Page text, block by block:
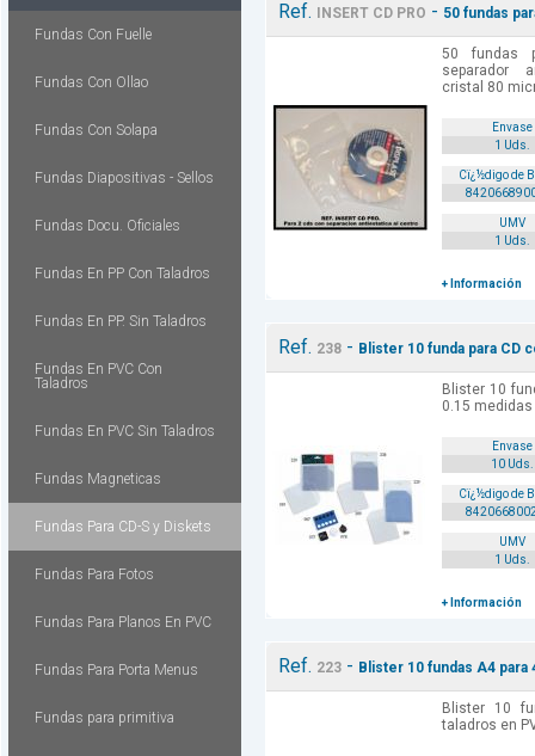
Fundas Con Fuelle
Fundas Con Ollao
Fundas Con Solapa
Fundas Diapositivas - Sellos
Fundas Docu. Oficiales
Fundas En PP Con Taladros
Fundas En PP. Sin Taladros
Fundas En PVC Con
Taladros
Fundas En PVC Sin Taladros
Fundas Magneticas
Fundas Para CD-S y Diskets
Fundas Para Fotos
Fundas Para Planos En PVC
Fundas Para Porta Menus
Fundas para primitiva
Ref. INSERT CD PRO - 50 fundas
50 fundas
separador
cristal 80
Envase
1 Uds.
Cï¿½digo de
UMV
1 Uds.
+ Información
Ref. 238 - Blister 10 funda para CD
Blister 10
0.15
Envase
10 Uds.
Cï¿½digo de
UMV
1 Uds.
+ Información
Ref. 223 - Blister 10 fundas A4 para
Blister 10
taladros en